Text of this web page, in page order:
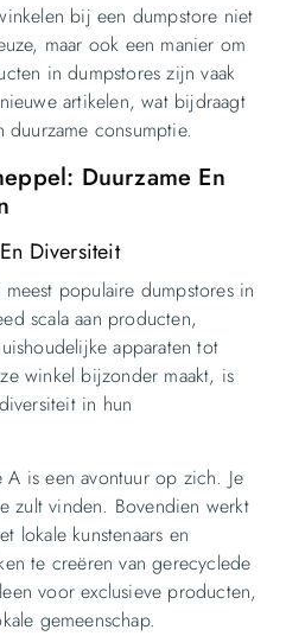
bij een dumpstore niet
maar ook een manier om
in dumpstores zijn vaak
artikelen, wat bijdraagt
consumptie.
Duurzame En
Diversiteit
populaire dumpstores in
scala aan producten,
apparaten tot
winkel bijzonder maakt, is
in hun
A is een avontuur op zich. Je
zult vinden. Bovendien werkt
lokale kunstenaars en
te creëren van gerecyclede
voor exclusieve producten,
gemeenschap.